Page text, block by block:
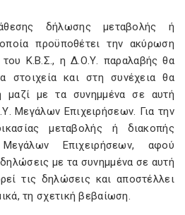
δήλωσης μεταβολής ή
προϋποθέτει την ακύρωση
Κ.Β.Σ., η Δ.Ο.Υ. παραλαβής θα
στοιχεία και στη συνέχεια θα
μαζί με τα συνημμένα σε αυτή
Μεγάλων Επιχειρήσεων. Για την
μεταβολής ή διακοπής
Επιχειρήσεων, αφού
με τα συνημμένα σε αυτή
τις δηλώσεις και αποστέλλει
τη σχετική βεβαίωση.